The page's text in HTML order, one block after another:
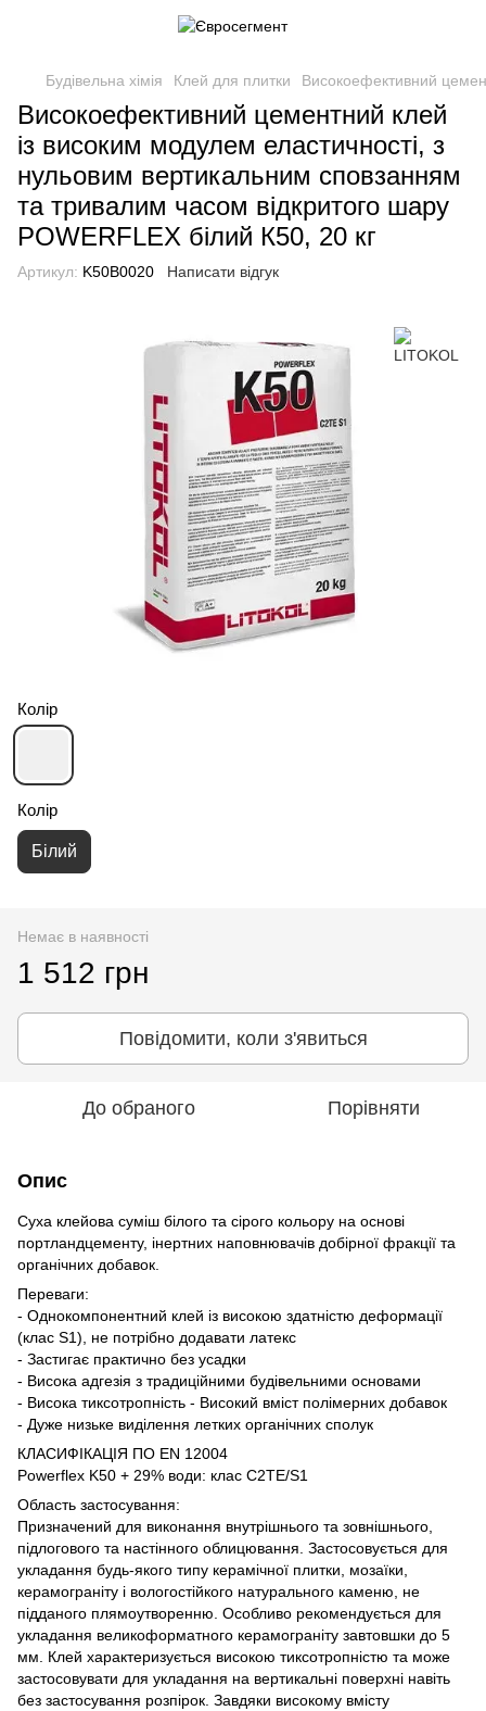
Будівельна хімія Клей для плитки Високоефективний
Високоефективний цементний клей
із високим модулем еластичності, з
нульовим вертикальним сповзанням
та тривалим часом відкритого шару
POWERFLEX білий К50, 20 кг
Артикул: K50B0020 Написати відгук
Колір
Колір
Білий
Немає в наявності
1 512 грн
Повідомити, коли з'явиться
До обраного Порівняти
Опис
Суха клейова суміш білого та сірого кольору на основі
портландцементу, інертних наповнювачів добірної фракції та
органічних добавок.
Переваги:
- Однокомпонентний клей із високою здатністю деформації
(клас S1), не потрібно додавати латекс
- Застигає практично без усадки
- Висока адгезія з традиційними будівельними основами
- Висока тиксотропність - Високий вміст полімерних добавок
- Дуже низьке виділення летких органічних сполук
КЛАСИФІКАЦІЯ ПО EN 12004
Powerflex K50 + 29% води: клас C2TE/S1
Область застосування:
Призначений для виконання внутрішнього та зовнішнього,
підлогового та настінного облицювання. Застосовується для
укладання будь-якого типу керамічної плитки, мозаїки,
керамограніту і вологостійкого натурального каменю, не
підданого плямоутворенню. Особливо рекомендується для
укладання великоформатного керамограніту завтовшки до 5
мм. Клей характеризується високою тиксотропністю та може
застосовувати для укладання на вертикальні поверхні навіть
без застосування розпірок. Завдяки високому вмісту